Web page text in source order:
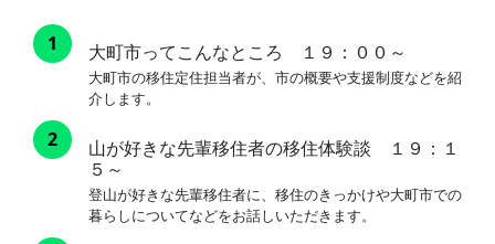
1 大町市ってこんなところ １９：００～
大町市の移住定住担当者が、市の概要や支援制度などを紹
介します。
2
山が好きな先輩移住者の移住体験談 １９：１
５～
登山が好きな先輩移住者に、移住のきっかけや大町市での
暮らしについてなどをお話しいただきます。